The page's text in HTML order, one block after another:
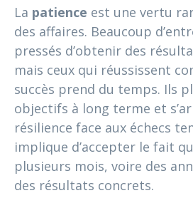
La patience est une vertu
des affaires. Beaucoup
pressés d’obtenir des
mais ceux qui réussissent
succès prend du temps. Ils
objectifs à long terme et
résilience face aux échecs
implique d’accepter le fait
plusieurs mois, voire des
des résultats concrets.